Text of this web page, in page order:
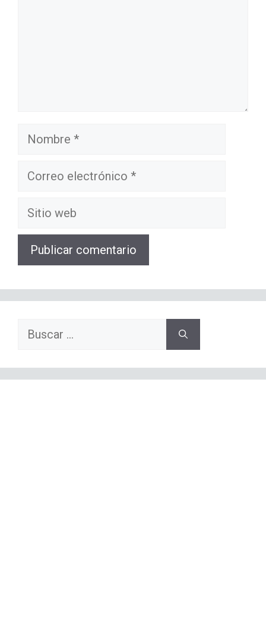
Nombre
Correo
Sitio
Buscar: